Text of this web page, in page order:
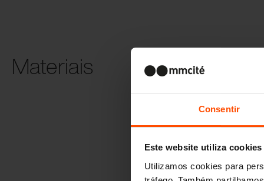
Consentir
Este website utiliza cookies
Utilizamos cookies para
Materiais
Madeira
termicamente